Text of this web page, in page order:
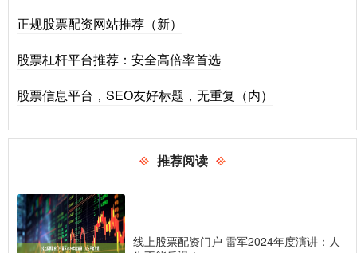
正规股票配资网站推荐（新）
股票杠杆平台推荐：安全高倍率首选
股票信息平台，SEO友好标题，无重复（内）
推荐阅读
线上股票配资门户 雷军2024年度演讲：人